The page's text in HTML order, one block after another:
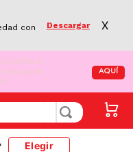
con
Descargar X
el
de
AQUÍ
Elegir